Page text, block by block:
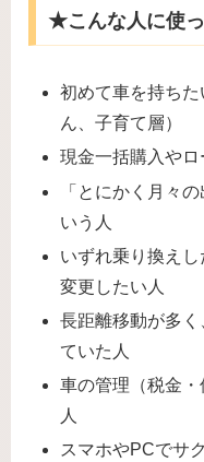
★こんな人に使っ
初めて車を持ち
ん、子育て層）
現金一括購入や
「とにかく月々
いう人
いずれ乗り換え
変更したい人
長距離移動が多
ていた人
車の管理（税金・
人
スマホやPCでサ